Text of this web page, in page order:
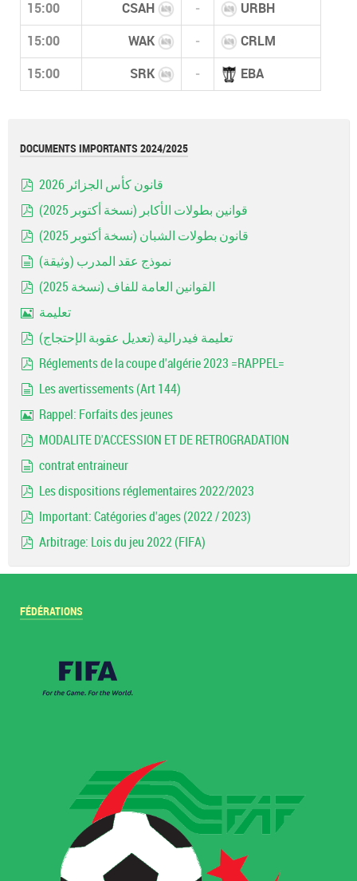
15:00 CSAH - URBH
15:00 WAK - CRLM
15:00 SRK - EBA
DOCUMENTS IMPORTANTS 2024/2025
قانون كأس الجزائر 2026
قوانين بطولات الأكابر (نسخة أكتوبر 2025)
قانون بطولات الشبان (نسخة أكتوبر 2025)
نموذج عقد المدرب (وثيقة)
القوانين العامة للفاف (نسخة 2025)
تعليمة
تعليمة فيدرالية (تعديل عقوبة الإحتجاج)
Réglements de la coupe d'algérie 2023 =RAPPEL=
Les avertissements (Art 144)
Rappel: Forfaits des jeunes
MODALITE D'ACCESSION ET DE RETROGRADATION
contrat entraineur
Les dispositions réglementaires 2022/2023
Important: Catégories d'ages (2022 / 2023)
Arbitrage: Lois du jeu 2022 (FIFA)
FÉDÉRATIONS